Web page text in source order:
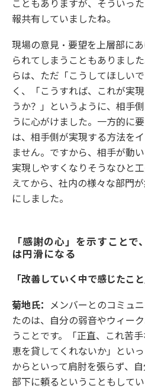
こともありますが、そういっ
報共有していましたね。
現場の意見・要望を上層部に
られてしまうこともありまし
らは、ただ「こうしてほしい
く、「こうすれば、これが実
うか？」というように、相手
うに心がけました。一方的に
は、相手側が実現する方法を
ません。ですから、相手が動
実現しやすくなりそうなひと
えてから、社内の様々な部門
にしました。
「感謝の心」を示すこと
は円滑になる
「改善していく中で感じたこと
菊地氏： メンバーとのコミュ
たのは、自分の弱音やウィー
うことです。「正直、これ苦
恵を貸してくれないか」とい
からといって肩肘を張らず、
部下に頼るということもしてい